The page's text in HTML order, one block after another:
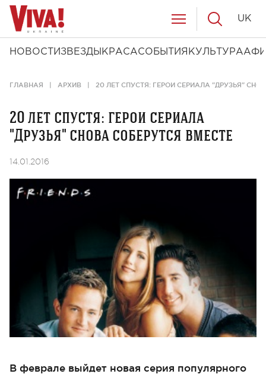
НОВОСТИ ЗВЕЗДЫ КРАСАСОБЫТИЯ КУЛЬТУРА
UK
ГЛАВНАЯ АРХИВ 20 ЛЕТ СПУСТЯ: ГЕРОИ СЕРИАЛА "ДРУЗЬЯ"
20 лет спустя: герои сериала
"Друзья" снова соберутся вместе
14.01.2016
В феврале выйдет новая серия популярного